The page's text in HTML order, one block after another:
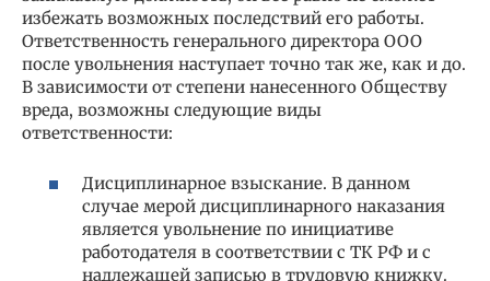
избежать возможных последствий его работы.
Ответственность генерального директора ООО
после увольнения наступает точно так же, как и до.
В зависимости от степени нанесенного Обществу
вреда, возможны следующие виды
ответственности:
Дисциплинарное взыскание. В данном
случае мерой дисциплинарного наказания
является увольнение по инициативе
работодателя в соответствии с ТК РФ и с
надлежащей записью в трудовую книжку.